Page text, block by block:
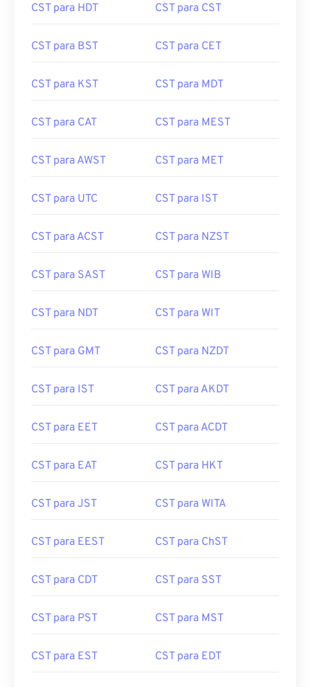
CST para HDT CST para CST
CST para BST CST para CET
CST para KST CST para MDT
CST para CAT CST para MEST
CST para AWST CST para MET
CST para UTC CST para IST
CST para ACST CST para NZST
CST para SAST CST para WIB
CST para NDT CST para WIT
CST para GMT CST para NZDT
CST para IST CST para AKDT
CST para EET CST para ACDT
CST para EAT CST para HKT
CST para JST CST para WITA
CST para EEST CST para ChST
CST para CDT CST para SST
CST para PST CST para MST
CST para EST CST para EDT